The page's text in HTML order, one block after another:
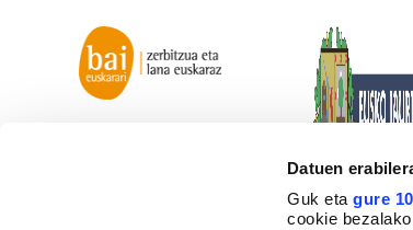
Datuen
Guk etagure
cookie